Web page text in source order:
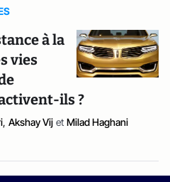
à la
vies
ils ?
, Akshay Vij et Milad Haghani